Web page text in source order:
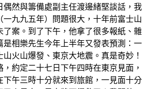
偶然與籌備處副主任渡邊緒堅談話，我
一九九五年）問題很大，十年前富士山
了案。到了下午，他拿了很多報紙、雜
是相樂先生今年上半年又發表預測：一
火山爆發、東京大地震。真是奇妙！
約定二十七日下午四時在東京見面，
下午三時十分就來到旅館，一見面十分